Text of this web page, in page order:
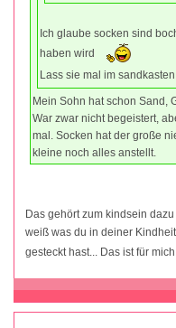
Ich glaube socken sind
haben wird
Lass sie mal im
Mein Sohn hat schon Sand,
War zwar nicht begeistert,
mal. Socken hat der große
kleine noch alles anstellt.
Das gehört zum kindsein
weiß was du in deiner
gesteckt hast... Das ist für